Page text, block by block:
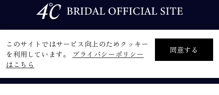
このサイトではサービス向上のためクッキー
を利用しています。 プライバシーポリシー
はこちら
同意する